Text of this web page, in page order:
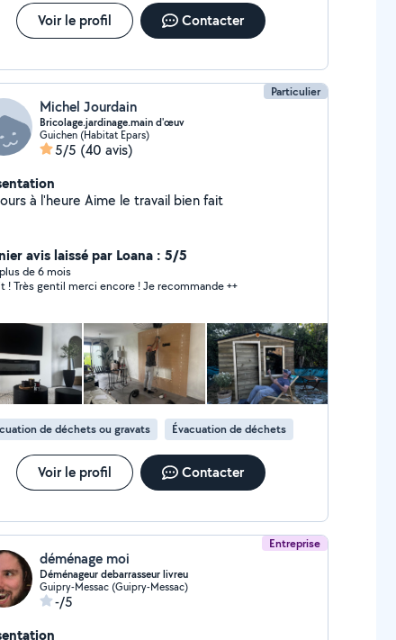
Voir le profil Contacter
Particulier
Michel Jourdain
Bricolage.jardinage.main d'œuv
Guichen (Habitat Epars)
5/5 (40 avis)
Toujours à l'heure Aime le travail bien fait
avis laissé par Loana : 5/5
de 6 mois
! Très gentil merci encore ! Je recommande ++
de déchets ou gravats Évacuation de déchets
Voir le profil Contacter
Entreprise
déménage moi
Déménageur debarrasseur livreu
Guipry-Messac (Guipry-Messac)
-/5